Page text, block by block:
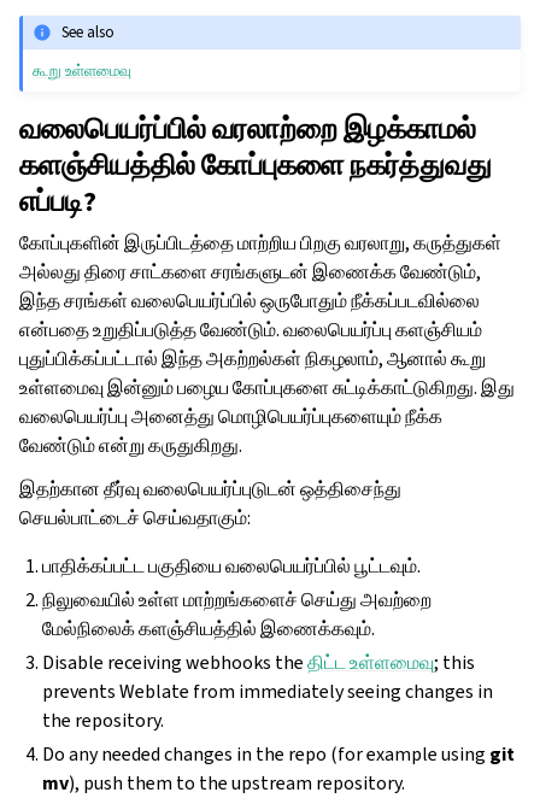
See also
கூறு உள்ளமைவு
வலைபெயர்ப்பில் வரலாற்றை இழக்காமல்
களஞ்சியத்தில் கோப்புகளை நகர்த்துவது
எப்படி?
கோப்புகளின் இருப்பிடத்தை மாற்றிய பிறகு வரலாறு, கருத்துகள்
அல்லது திரை சாட்களை சரங்களுடன் இணைக்க வேண்டும்,
இந்த சரங்கள் வலைபெயர்ப்பில் ஒருபோதும் நீக்கப்படவில்லை
என்பதை உறுதிப்படுத்த வேண்டும். வலைபெயர்ப்பு களஞ்சியம்
புதுப்பிக்கப்பட்டால் இந்த அகற்றல்கள் நிகழலாம், ஆனால் கூறு
உள்ளமைவு இன்னும் பழைய கோப்புகளை சுட்டிக்காட்டுகிறது. இது
வலைபெயர்ப்பு அனைத்து மொழிபெயர்ப்புகளையும் நீக்க
வேண்டும் என்று கருதுகிறது.
இதற்கான தீர்வு வலைபெயர்ப்புடுடன் ஒத்திசைந்து
செயல்பாட்டைச் செய்வதாகும்:
பாதிக்கப்பட்ட பகுதியை வலைபெயர்ப்பில் பூட்டவும்.
நிலுவையில் உள்ள மாற்றங்களைச் செய்து அவற்றை
மேல்நிலைக் களஞ்சியத்தில் இணைக்கவும்.
Disable receiving webhooks theதிட்ட உள்ளமைவு; this
prevents Weblate from immediately seeing changes in
the repository.
Do any needed changes in the repo (for example using git
mv), push them to the upstream repository.